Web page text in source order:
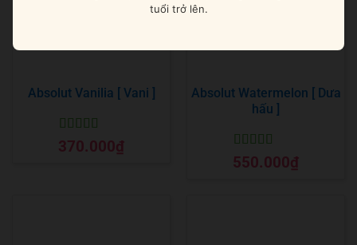
Absolut Vanilia [ Vani ]
Được xếp
hạng55 sao
370.000₫
Absolut Watermelon [ Dưa
hấu ]
Được xếp
hạng55 sao
550.000₫
tuổi trở lên.